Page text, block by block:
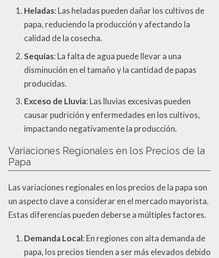
Heladas: Las heladas pueden dañar los cultivos de
papa, reduciendo la producción y afectando la
calidad de la cosecha.
Sequías: La falta de agua puede llevar a una
disminución en el tamaño y la cantidad de papas
producidas.
Exceso de Lluvia: Las lluvias excesivas pueden
causar pudrición y enfermedades en los cultivos,
impactando negativamente la producción.
Variaciones Regionales en los Precios de la
Papa
Las variaciones regionales en los precios de la papa son
un aspecto clave a considerar en el mercado mayorista.
Estas diferencias pueden deberse a múltiples factores.
Demanda Local: En regiones con alta demanda de
papa, los precios tienden a ser más elevados debido